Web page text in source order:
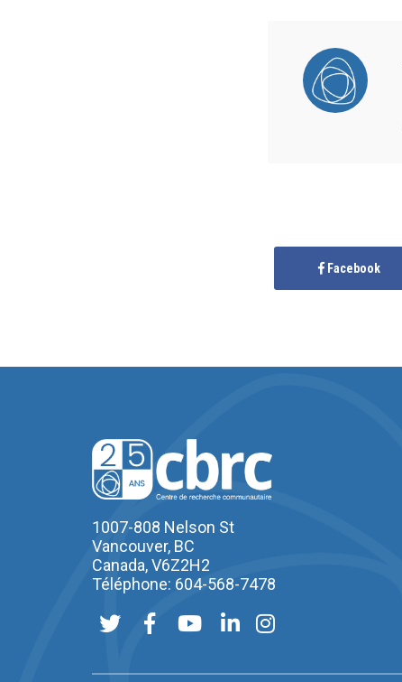
Facebook
1007-808 Nelson St
Vancouver, BC
Canada, V6Z2H2
Téléphone: 604-568-7478